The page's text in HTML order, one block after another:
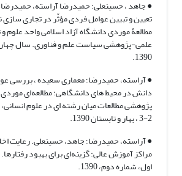
● جاهد ، حسینعلی؛ حمیدرضا آراسته،
تعیین و تبیین عوامل فردی مؤثّر در تجاری
مطالعۀ موردی دانشگاه آزاد اسلامی واحد علوم
علمی-پژوهشی سیاست علم و فناوری. سال
1390.
● آراسته، حمیدرضا؛ معماری سعیده ، بررسی
دانش در محیط های دانشگاهی: مطالعه‌ای
پژوهشی مطالعات میان رشته ای در علوم
2-3 ، بهار و تابستان 1390.
● آراسته، حمیدرضا؛ جاهد، حسینعلی. رعایت
مراکز آموزش عالی: گزینه‌ای برای بهبود
اول، شماره دوم، 1390.